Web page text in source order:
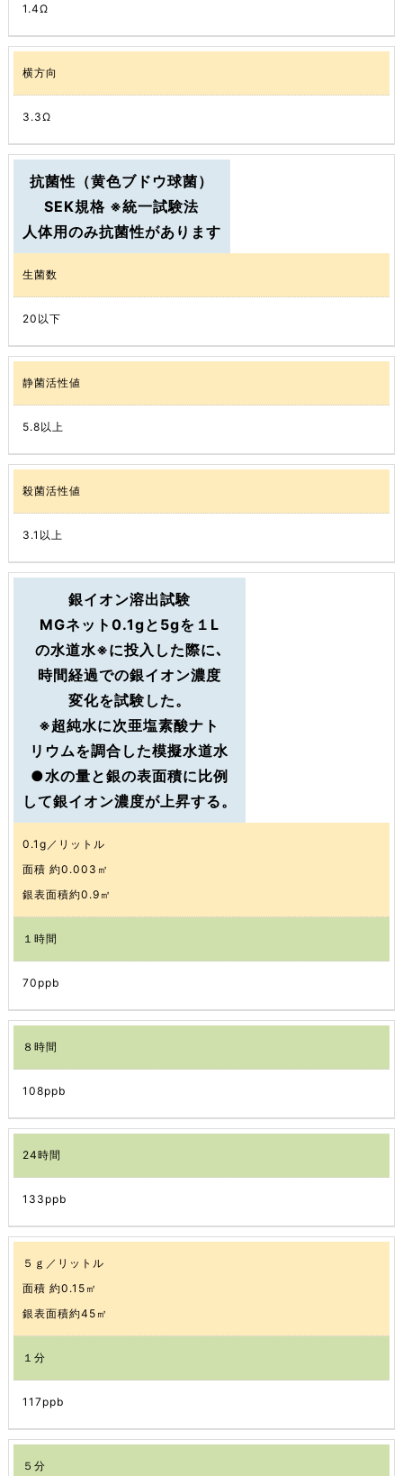
1.4Ω
横方向
3.3Ω
抗菌性（黄色ブドウ球菌）
SEK規格 ※統一試験法
人体用のみ抗菌性があります
生菌数
20以下
静菌活性値
5.8以上
殺菌活性値
3.1以上
銀イオン溶出試験
MGネット0.1gと5gを１L
の水道水※に投入した際に､
時間経過での銀イオン濃度
変化を試験した。
※超純水に次亜塩素酸ナト
リウムを調合した模擬水道水
●水の量と銀の表面積に比例
して銀イオン濃度が上昇する。
0.1g／リットル
面積 約0.003㎡
銀表面積約0.9㎡
１時間
70ppb
８時間
108ppb
24時間
133ppb
５ｇ／リットル
面積 約0.15㎡
銀表面積約45㎡
１分
117ppb
５分